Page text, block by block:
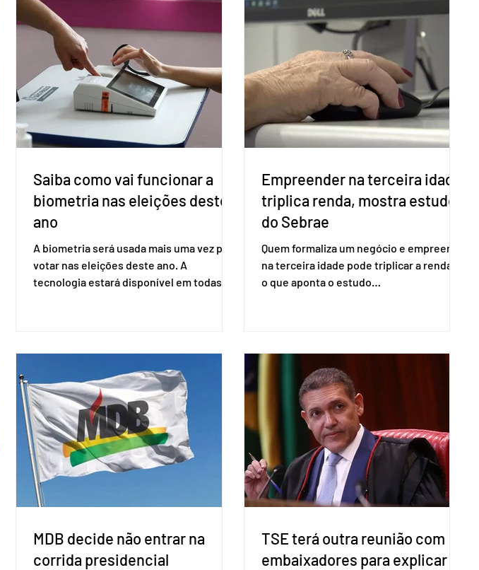
Saiba como vai funcionar a
biometria nas eleições deste
ano
A biometria será usada mais uma vez para
votar nas eleições deste ano. A
tecnologia estará disponível em todas as
Se o título estiver regular, o eleitor pode
votar mesmo sem ter realizado esse
cadastro. Neste caso, será exigido o
documento de identificação para acesso
à urna eletrônica. Se a urna eletrônica
não reconh
Empreender na terceira idade
triplica renda, mostra estudo
do Sebrae
Quem formaliza um negócio e empreende
na terceira idade pode triplicar a renda. É
o que aponta o estudo
Empresas (Sebrae), realizado a partir de
dados do Instituto Brasileiro de
Geografia e Estatística (IBGE). O estudo
do Sebrae mostra que, no quarto
trimestre de 2025, os empreendedores
60+ formalizados atingiram o maior
rendime
MDB decide não entrar na
corrida presidencial
TSE terá outra reunião com
embaixadores para explicar